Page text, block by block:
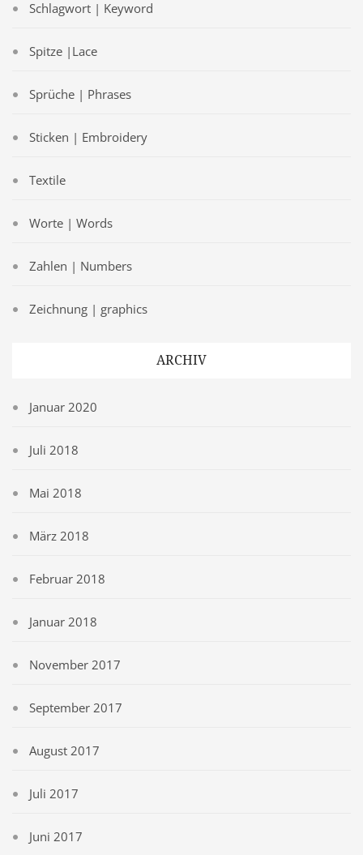
Schlagwort | Keyword
Spitze |Lace
Sprüche | Phrases
Sticken | Embroidery
Textile
Worte | Words
Zahlen | Numbers
Zeichnung | graphics
ARCHIV
Januar 2020
Juli 2018
Mai 2018
März 2018
Februar 2018
Januar 2018
November 2017
September 2017
August 2017
Juli 2017
Juni 2017